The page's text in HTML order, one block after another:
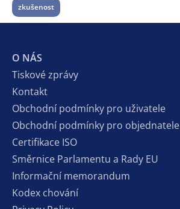
zkušenost
O NÁS
Tiskové zprávy
Kontakt
Obchodní podmínky pro uživatele
Obchodní podmínky pro objednatele
Certifikace ISO
Směrnice Parlamentu a Rady EU
Informační memorandum
Kodex chování